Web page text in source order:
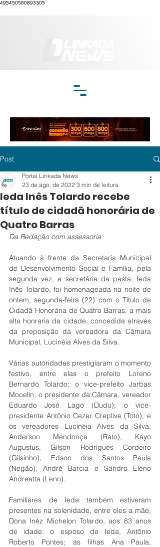
495450580893305
Post
Ieda Inês Tolardo recebe
título de cidadã honorária de
Quatro Barras
Portal Linkada News
23 de ago. de 2022 3 min de leitura
Da Redação com assessoria
Atuando à frente da Secretaria Municipal
de Desenvolvimento Social e Família, pela
segunda vez, a secretária da pasta, Ieda
Inês Tolardo, foi homenageada na noite de
ontem, segunda-feira (22) com o Título de
Cidadã Honorária de Quatro Barras, a mais
alta honraria da cidade, concedida através
da preposição da vereadora da Câmara
Municipal, Lucinéia Alves da Silva.
Várias autoridades prestigiaram o momento
festivo, entre elas o prefeito Loreno
Bernardo Tolardo; o vice-prefeito Jarbas
Mocelin; o presidente da Câmara, vereador
Eduardo José Lago (Dudu); o vice-
presidente Antônio Cezar Creplive (Toto); e
os vereadores Lucinéia Alves da Silva,
Anderson Mendonça (Rato), Kayo
Augustus, Gilson Rodrigues Cordeiro
(Gilsinho), Edson dos Santos Paula
(Negão), André Barcia e Sandro Eleno
Andreatta (Leno).
Familiares de Ieda também estiveram
presentes na solenidade, entre eles a mãe,
Dona Inêz Michelon Tolardo, aos 83 anos
de idade; o esposo de Ieda, Antônio
Roberto Pontes; as filhas Ana Paula,